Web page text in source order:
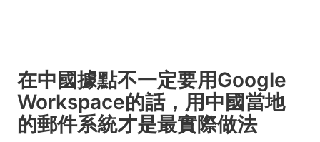
在中國據點不一定要用Google
Workspace的話，用中國當地
的郵件系統才是最實際做法